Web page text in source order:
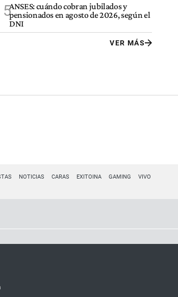
5ANSES: cuándo cobran jubilados y
pensionados en agosto de 2026, según el
DNI
VER MÁS
NOTICIAS CARAS EXITOINA GAMING VIVO